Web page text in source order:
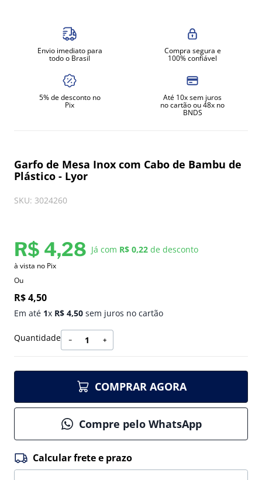
Envio imediato para
todo o Brasil
Compra segura e
100% confiável
5% de desconto no
Pix
Até 10x sem juros
no cartão ou 48x no
BNDS
Garfo de Mesa Inox com Cabo de Bambu de
Plástico - Lyor
SKU: 3024260
R$ 4,28 Já com R$ 0,22 de desconto
à vista no Pix
Ou
R$4,50
Em até 1x R$ 4,50 sem juros no cartão
Quantidade ＋
－
COMPRAR AGORA
Compre pelo WhatsApp
amassadeira
fritadeira